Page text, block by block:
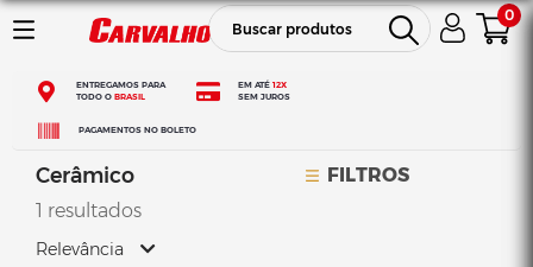
0
ENTREGAMOS PARA
TODO O BRASIL
EM ATÉ 12X
SEM JUROS
PAGAMENTOS NO BOLETO
Cerâmico
1 resultados
Relevância
FILTROS